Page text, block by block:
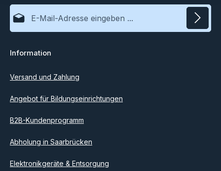
E-Mail-Adresse*
Ich habe dieDatenschutzbestimmungen
einverstanden.
Information
Versand und Zahlung
Angebot für Bildungseinrichtungen
B2B-Kundenprogramm
Abholung in Saarbrücken
Elektronikgeräte & Entsorgung